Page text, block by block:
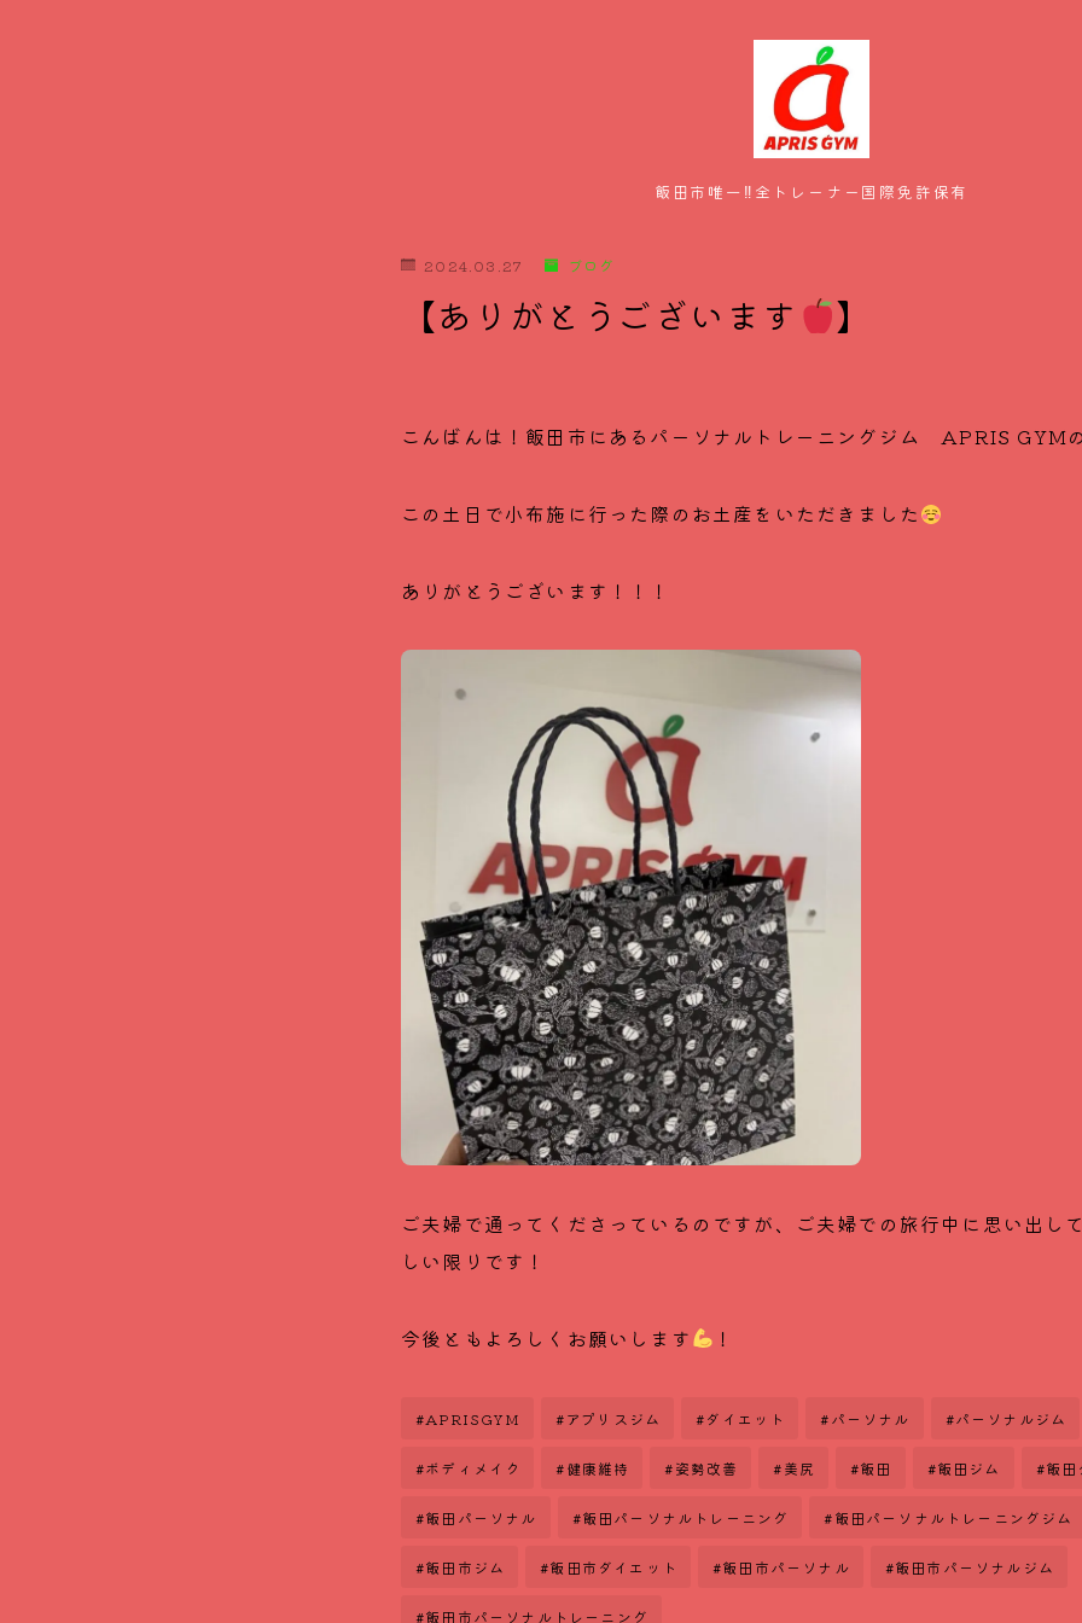
飯田市唯一‼全トレーナー国際免許保有
メニュー・料金
2024.03.27 ブログ
【ありがとうございます 】
こんばんは！飯田市にあるパーソナルトレーニングジム APRIS GYM
この土日で小布施に行った際のお土産をいただきました
ありがとうございます！！！
ご夫婦で通ってくださっているのですが、ご夫婦での旅行中に思い出し
しい限りです！
今後ともよろしくお願いします ！
#APRISGYM #アプリスジム #ダイエット #パーソナル #パーソナルジム
#ボディメイク #健康維持 #姿勢改善 #美尻 #飯田 #飯田ジム #飯田
#飯田パーソナル #飯田パーソナルトレーニング #飯田パーソナルトレーニングジム
#飯田市ジム #飯田市ダイエット #飯田市パーソナル #飯田市パーソナルジム
#飯田市パーソナルトレーニング